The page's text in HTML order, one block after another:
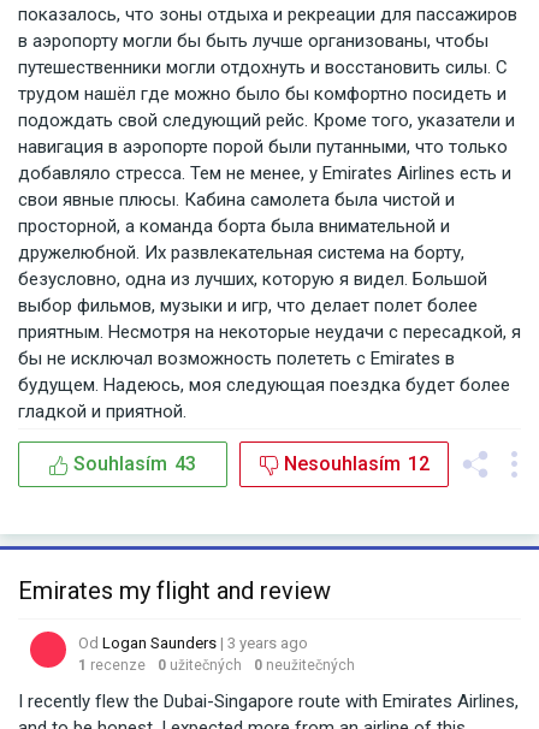
показалось, что зоны отдыха и рекреации для пассажиров
в аэропорту могли бы быть лучше организованы, чтобы
путешественники могли отдохнуть и восстановить силы. С
трудом нашёл где можно было бы комфортно посидеть и
подождать свой следующий рейс. Кроме того, указатели и
навигация в аэропорте порой были путанными, что только
добавляло стресса. Тем не менее, у Emirates Airlines есть и
свои явные плюсы. Кабина самолета была чистой и
просторной, а команда борта была внимательной и
дружелюбной. Их развлекательная система на борту,
безусловно, одна из лучших, которую я видел. Большой
выбор фильмов, музыки и игр, что делает полет более
приятным. Несмотря на некоторые неудачи с пересадкой, я
бы не исключал возможность полететь с Emirates в
будущем. Надеюсь, моя следующая поездка будет более
гладкой и приятной.
Souhlasím 43 Nesouhlasím 12
Emirates my flight and review
Od Logan Saunders | 3 years ago
1 recenze 0 užitečných 0 neužitečných
I recently flew the Dubai-Singapore route with Emirates Airlines,